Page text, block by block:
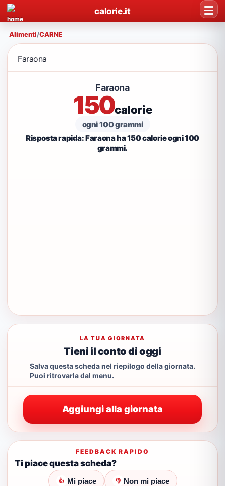
calorie.it
Alimenti/CARNE
Faraona
Faraona
150calorie
ogni 100 grammi
Risposta rapida: Faraona ha 150 calorie ogni 100
grammi.
LA TUA GIORNATA
Tieni il conto di oggi
Salva questa scheda nel riepilogo della giornata.
Puoi ritrovarla dal menu.
Aggiungi alla giornata
FEEDBACK RAPIDO
Ti piace questa scheda?
👍 Mi piace 👎 Non mi piace